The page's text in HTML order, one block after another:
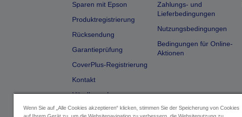
Sparen mit Epson
Produktregistrierung
Rücksendung
Garantieprüfung
CoverPlus-Registrierung
Kontakt
Händlersuche
Zahlungs- und
Lieferbedingungen
Nutzungsbedingungen
Bedingungen für Online-
Aktionen
Wenn Sie auf „Alle Cookies akzeptieren“ klicken, stimmen Sie der Speicherung von Cookies